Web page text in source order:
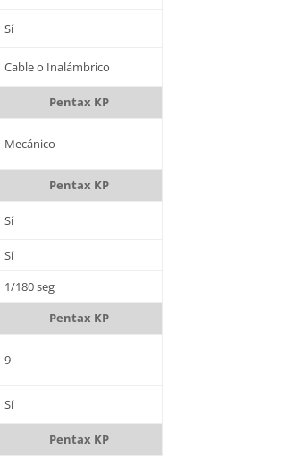
Sí
Cable o Inalámbrico
Pentax KP
Mecánico
Pentax KP
Sí
Sí
1/180 seg
Pentax KP
9
Sí
Pentax KP